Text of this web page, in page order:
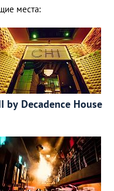
места:
by Decadence House